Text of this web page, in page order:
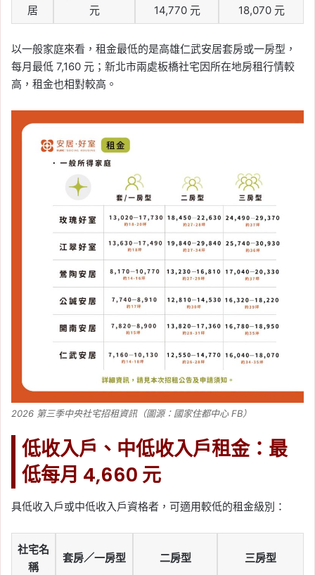
居
元
14,770 元
18,070 元
以一般家庭來看，租金最低的是高雄仁武安居套房或一房型，
每月最低 7,160 元；新北市兩處板橋社宅因所在地房租行情較
高，租金也相對較高。
2026 第三季中央社宅招租資訊（圖源：國家住都中心 FB）
低收入戶、中低收入戶租金：最
低每月 4,660 元
具低收入戶或中低收入戶資格者，可適用較低的租金級別：
社宅名
稱
套房／一房型 二房型 三房型